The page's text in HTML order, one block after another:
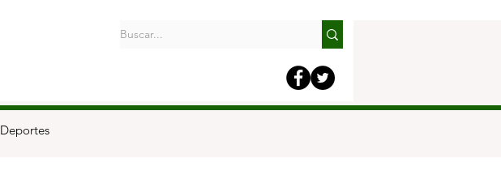
Deportes